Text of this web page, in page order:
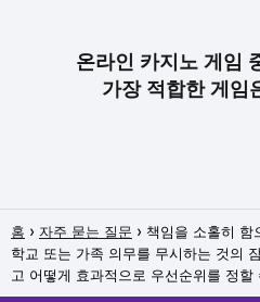
온라인 카지노 게임
가장 적합한 게임
홈 자주 묻는 질문
책임을 소홀히 함
학교 또는 가족 의무를 무시하는 것의
고 어떻게 효과적으로 우선순위를 정할